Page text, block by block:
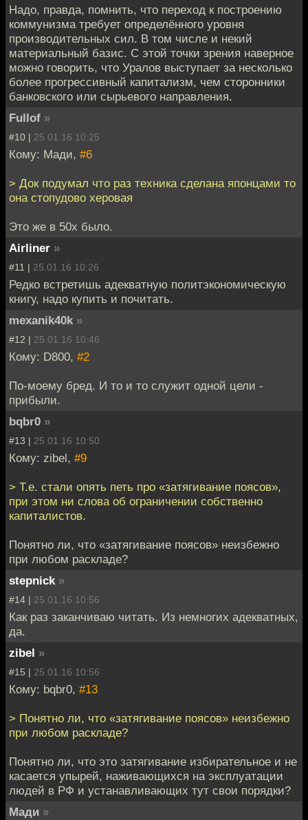
Надо, правда, помнить, что переход к построению
коммунизма требует определённого уровня
производительных сил. В том числе и некий
материальный базис. С этой точки зрения наверное
можно говорить, что Уралов выступает за несколько
более прогрессивный капитализм, чем сторонники
банковского или сырьевого направления.
Fullof »
#10 | 25.01.16 10:25
Кому: Мади, #6
> Док подумал что раз техника сделана японцами то
она стопудово херовая
Это же в 50х было.
Airliner »
#11 | 25.01.16 10:26
Редко встретишь адекватную политэкономическую
книгу, надо купить и почитать.
mexanik40k »
#12 | 25.01.16 10:46
Кому: D800, #2
По-моему бред. И то и то служит одной цели -
прибыли.
bqbr0 »
#13 | 25.01.16 10:50
Кому: zibel, #9
> Т.е. стали опять петь про «затягивание поясов»,
при этом ни слова об ограничении собственно
капиталистов.
Понятно ли, что «затягивание поясов» неизбежно
при любом раскладе?
stepnick »
#14 | 25.01.16 10:56
Как раз заканчиваю читать. Из немногих адекватных,
да.
zibel »
#15 | 25.01.16 10:56
Кому: bqbr0, #13
> Понятно ли, что «затягивание поясов» неизбежно
при любом раскладе?
Понятно ли, что это затягивание избирательное и не
касается упырей, наживающихся на эксплуатации
людей в РФ и устанавливающих тут свои порядки?
Мади »